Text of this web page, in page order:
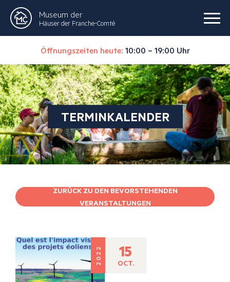
Museum der
Häuser der Franche-Comté
Öffnungszeiten heute: 10:00 – 19:00 Uhr
TERMINKALENDER
ZURÜCK ZU DEN BEVORSTEHENDEN
VERANSTALTUNGEN
2022 15
OCT.